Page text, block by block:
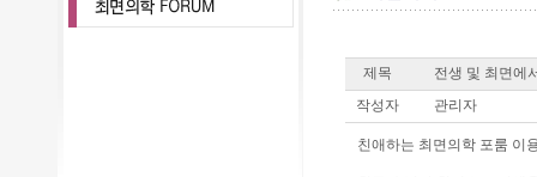
제목
전생 및 최면에
작성자
관리자
친애하는 최면의학 포룸 이